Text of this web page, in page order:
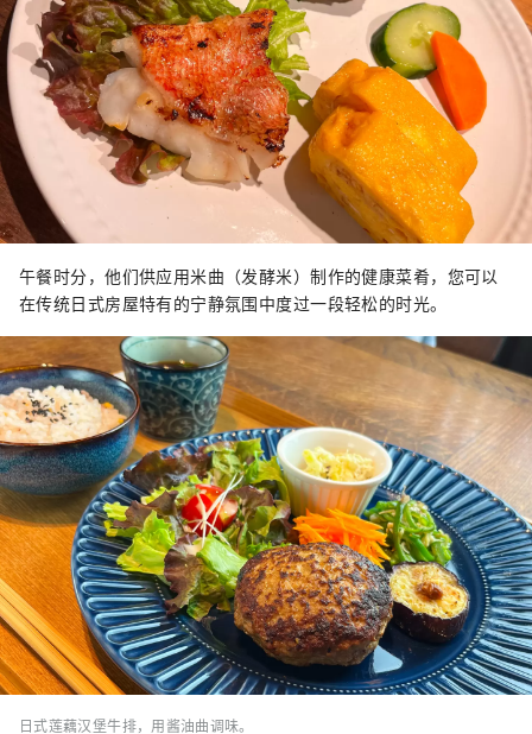
午餐时分，他们供应用米曲（发酵米）制作的健康菜肴，您可以
在传统日式房屋特有的宁静氛围中度过一段轻松的时光。
日式莲藕汉堡牛排，用酱油曲调味。